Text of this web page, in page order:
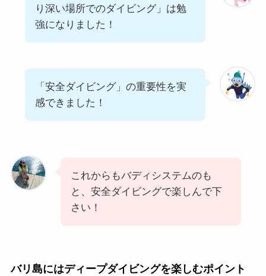
り深い場所でのダイビング」は勉
強になりました！
「安全ダイビング」の重要性を実
感できました！
これからもバディシステムのも
と、安全ダイビングで楽しんで下
さい！
バリ島にはディープダイビングを楽しむポイント